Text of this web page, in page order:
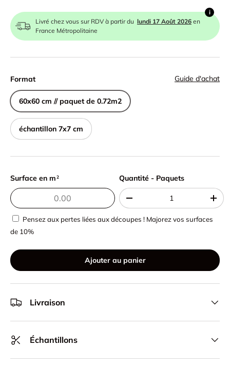
Livré chez vous sur RDV à partir du lundi 17 Août 2026en
France Métropolitaine
i
Format Guide d'achat
60x60 cm // paquet de 0.72m2
échantillon 7x7 cm
Surface en m 2 Quantité - Paquets
Quantité - Paquets
- +
Pensez aux pertes liées aux découpes ! Majorez vos surfaces
de 10%
Ajouter au panier
Livraison
Échantillons